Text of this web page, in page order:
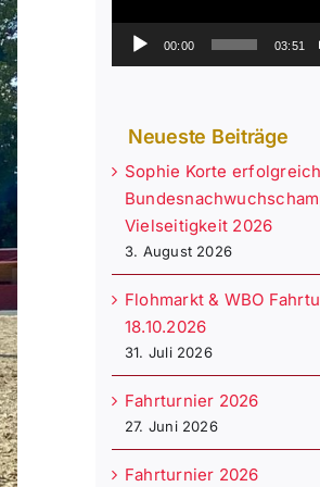
00:00 03:51
Neueste Beiträge
Sophie Korte
Vielseitigkeit 2026
3. August 2026
Flohmarkt & WBO
18.10.2026
31. Juli 2026
Fahrturnier 2026
27. Juni 2026
Fahrturnier 2026